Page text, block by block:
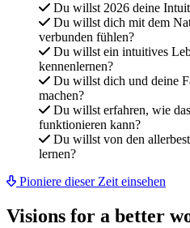
Du willst 2026 deine
Du willst dich mit dem
verbunden fühlen?
Du willst ein intuitives
kennenlernen?
Du willst dich und deine
machen?
Du willst erfahren, wie
funktionieren kann?
Du willst von den
lernen?
Pioniere dieser Zeit einsehen
Visions for a better